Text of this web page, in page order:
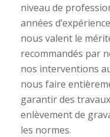
niveau de
années
nous valent le
recommandés par
nos interventions
nous faire
garantir des
enlèvement de
les normes.